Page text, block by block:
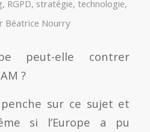
, RGPD, stratégie, technologie,
Béatrice Nourry
peut-elle contrer
?
sur ce sujet et
si l’Europe a pu